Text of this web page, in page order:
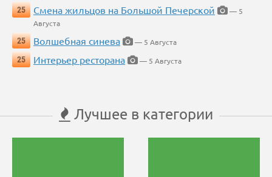
25
Смена жильцов на Большой Печерской
— 5
Августа
25
Волшебная синева
— 5 Августа
25
Интерьер ресторана — 5 Августа
Лучшее в категории